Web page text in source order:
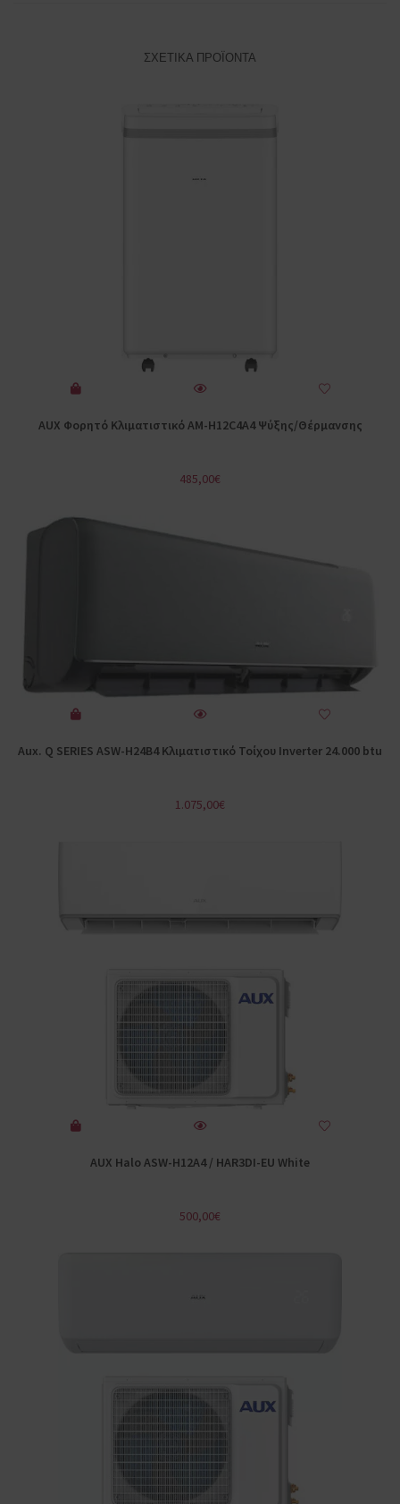
ΣΧΕΤΙΚΆ ΠΡΟΪΌΝΤΑ
AUX Φορητό Κλιματιστικό AM-H12C4A4 Ψύξης/Θέρμανσης
485,00€
Aux. Q SERIES ASW-H24B4 Κλιματιστικό Τοίχου Inverter 24.000 btu
1.075,00€
AUX Halo ASW-H12A4 / HAR3DI-EU White
500,00€